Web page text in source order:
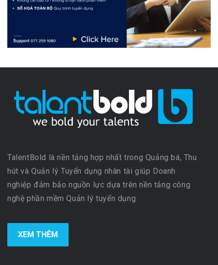
TalentBold là nền tảng hợp nhất trong Quảng bá, Thu
hút và Quản lý Tuyển dụng nhân tài giúp Doanh
nghiệp đảm bảo nguồn lực dựa trên nền tảng công
nghệ phần mềm Quản lý tuyển dụng
XEM THÊM